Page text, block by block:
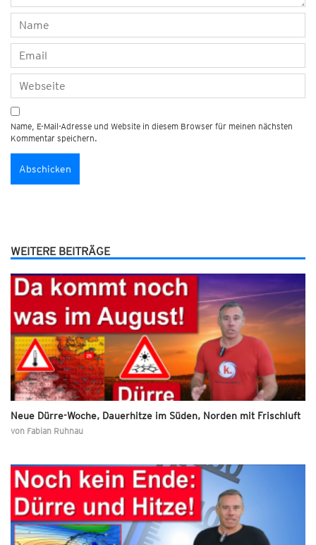
Name, E-Mail-Adresse und Website in diesem Browser für meinen nächsten
Kommentar speichern.
WEITERE BEITRÄGE
Neue Dürre-Woche, Dauerhitze im Süden, Norden mit Frischluft
von Fabian Ruhnau